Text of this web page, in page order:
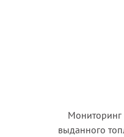
выданного